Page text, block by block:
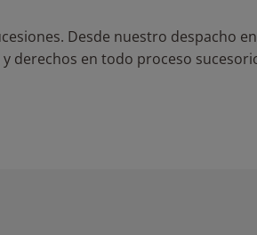
Desde nuestro despacho
derechos en todo proceso